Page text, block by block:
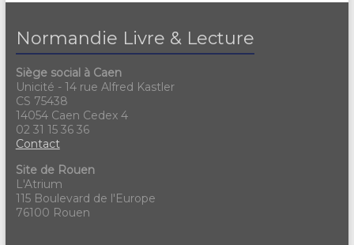
Normandie Livre & Lecture
Siège social à Caen
Unicité - 14 rue Alfred Kastler
CS 75438
14054 Caen Cedex 4
02 31 15 36 36
Contact
Site de Rouen
L'Atrium
115 Boulevard de l'Europe
76100 Rouen